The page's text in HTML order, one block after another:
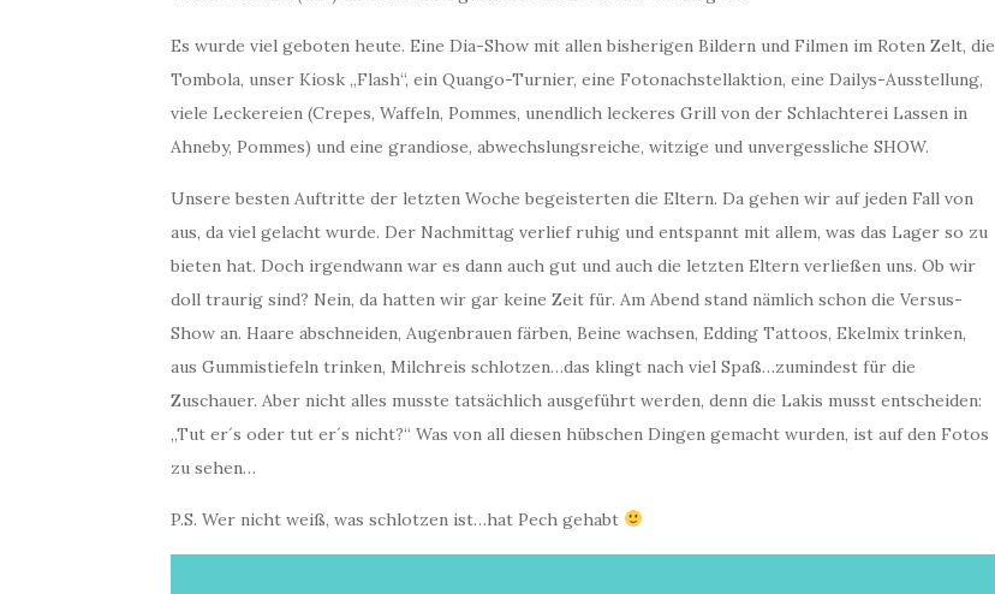
Es wurde viel geboten heute. Eine Dia-Show mit allen bisherigen Bildern und Filmen im Roten Zelt, die
Tombola, unser Kiosk „Flash“, ein Quango-Turnier, eine Fotonachstellaktion, eine Dailys-Ausstellung,
viele Leckereien (Crepes, Waffeln, Pommes, unendlich leckeres Grill von der Schlachterei Lassen in
Ahneby, Pommes) und eine grandiose, abwechslungsreiche, witzige und unvergessliche SHOW.
Unsere besten Auftritte der letzten Woche begeisterten die Eltern. Da gehen wir auf jeden Fall von
aus, da viel gelacht wurde. Der Nachmittag verlief ruhig und entspannt mit allem, was das Lager so zu
bieten hat. Doch irgendwann war es dann auch gut und auch die letzten Eltern verließen uns. Ob wir
doll traurig sind? Nein, da hatten wir gar keine Zeit für. Am Abend stand nämlich schon die Versus-
Show an. Haare abschneiden, Augenbrauen färben, Beine wachsen, Edding Tattoos, Ekelmix trinken,
aus Gummistiefeln trinken, Milchreis schlotzen…das klingt nach viel Spaß…zumindest für die
Zuschauer. Aber nicht alles musste tatsächlich ausgeführt werden, denn die Lakis musst entscheiden:
„Tut er´s oder tut er´s nicht?“ Was von all diesen hübschen Dingen gemacht wurden, ist auf den Fotos
zu sehen…
P.S. Wer nicht weiß, was schlotzen ist…hat Pech gehabt